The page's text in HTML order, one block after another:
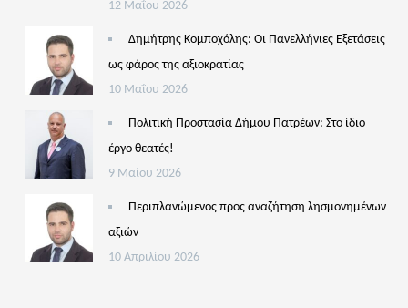
12 Μαΐου 2026
Δημήτρης Κομποχόλης: Οι Πανελλήνιες Εξετάσεις
ως φάρος της αξιοκρατίας
10 Μαΐου 2026
Πολιτική Προστασία Δήμου Πατρέων: Στο ίδιο
έργο θεατές!
9 Μαΐου 2026
Περιπλανώμενος προς αναζήτηση λησμονημένων
αξιών
10 Απριλίου 2026